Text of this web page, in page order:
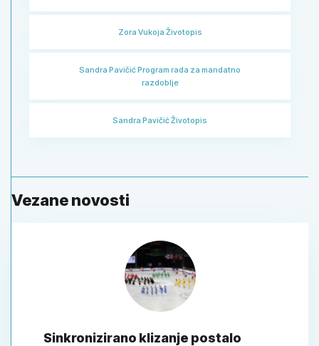
Zora Vukoja Životopis
Sandra Pavičić Program rada za mandatno
razdoblje
Sandra Pavičić Životopis
Vezane novosti
Sinkronizirano klizanje postalo